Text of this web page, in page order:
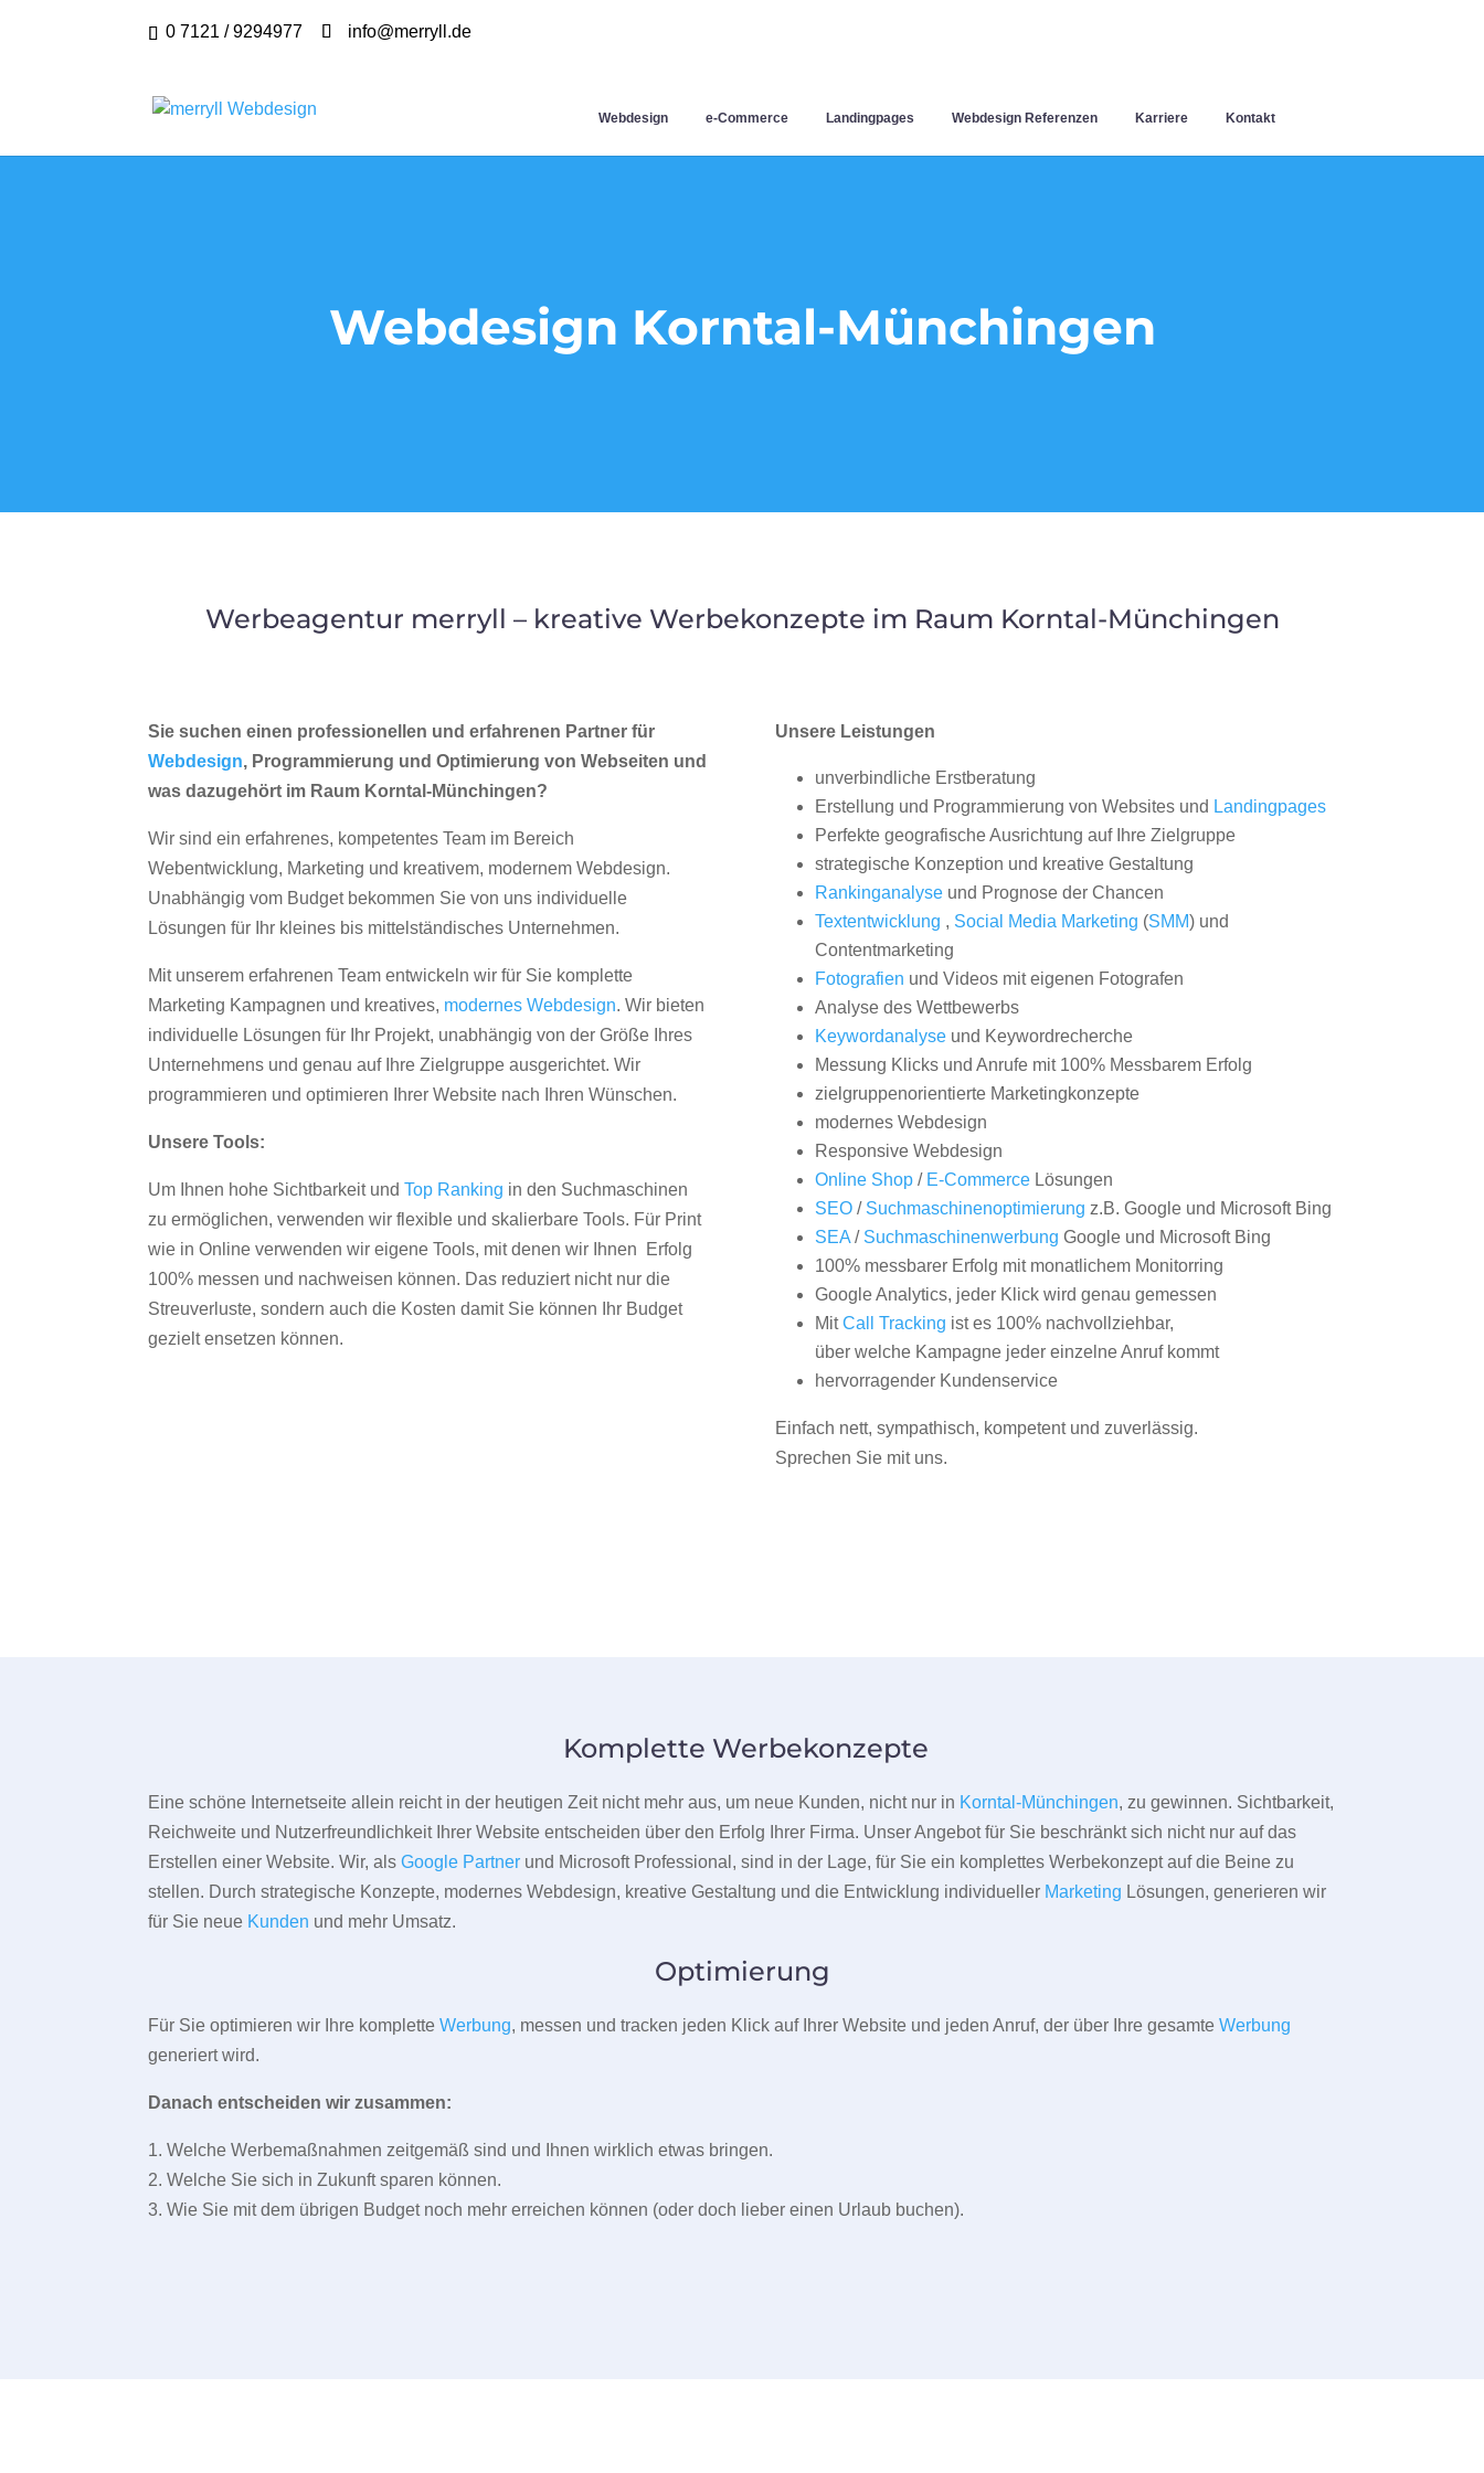
0 7121 / 9294977 info@merryll.de
Webdesign e-Commerce Landingpages Webdesign Referenzen Karriere Kontakt
Webdesign Korntal-Münchingen
Werbeagentur merryll – kreative Werbekonzepte im Raum Korntal-Münchingen
Sie suchen einen professionellen und erfahrenen Partner für
Webdesign, Programmierung und Optimierung von Webseiten und
was dazugehört im Raum Korntal-Münchingen?
Wir sind ein erfahrenes, kompetentes Team im Bereich
Webentwicklung, Marketing und kreativem, modernem Webdesign.
Unabhängig vom Budget bekommen Sie von uns individuelle
Lösungen für Ihr kleines bis mittelständisches Unternehmen.
Mit unserem erfahrenen Team entwickeln wir für Sie komplette
Marketing Kampagnen und kreatives, modernes Webdesign. Wir bieten
individuelle Lösungen für Ihr Projekt, unabhängig von der Größe Ihres
Unternehmens und genau auf Ihre Zielgruppe ausgerichtet. Wir
programmieren und optimieren Ihrer Website nach Ihren Wünschen.
Unsere Tools:
Um Ihnen hohe Sichtbarkeit undTop Ranking in den Suchmaschinen
zu ermöglichen, verwenden wir flexible und skalierbare Tools. Für Print
wie in Online verwenden wir eigene Tools, mit denen wir Ihnen Erfolg
100% messen und nachweisen können. Das reduziert nicht nur die
Streuverluste, sondern auch die Kosten damit Sie können Ihr Budget
gezielt ensetzen können.
Unsere Leistungen
unverbindliche Erstberatung
Erstellung und Programmierung von Websites und Landingpages
Perfekte geografische Ausrichtung auf Ihre Zielgruppe
strategische Konzeption und kreative Gestaltung
Rankinganalyseund Prognose der Chancen
Textentwicklung , Social Media Marketing (SMM) und
Contentmarketing
Fotografien und Videos mit eigenen Fotografen
Analyse des Wettbewerbs
Keywordanalyseund Keywordrecherche
Messung Klicks und Anrufe mit 100% Messbarem Erfolg
zielgruppenorientierte Marketingkonzepte
modernes Webdesign
Responsive Webdesign
Online Shop/ E-CommerceLösungen
SEO/ Suchmaschinenoptimierung z.B. Google und Microsoft Bing
SEA/ Suchmaschinenwerbung Google und Microsoft Bing
100% messbarer Erfolg mit monatlichem Monitorring
Google Analytics, jeder Klick wird genau gemessen
MitCall Tracking ist es 100% nachvollziehbar,
über welche Kampagne jeder einzelne Anruf kommt
hervorragender Kundenservice
Einfach nett, sympathisch, kompetent und zuverlässig.
Sprechen Sie mit uns.
Komplette Werbekonzepte
Eine schöne Internetseite allein reicht in der heutigen Zeit nicht mehr aus, um neue Kunden, nicht nur in Korntal-Münchingen, zu gewinnen. Sichtbarkeit,
Reichweite und Nutzerfreundlichkeit Ihrer Website entscheiden über den Erfolg Ihrer Firma. Unser Angebot für Sie beschränkt sich nicht nur auf das
Erstellen einer Website. Wir, alsGoogle Partner und Microsoft Professional, sind in der Lage, für Sie ein komplettes Werbekonzept auf die Beine zu
stellen. Durch strategische Konzepte, modernes Webdesign, kreative Gestaltung und die Entwicklung individueller Marketing Lösungen, generieren wir
für Sie neue Kunden und mehr Umsatz.
Optimierung
Für Sie optimieren wir Ihre kompletteWerbung, messen und tracken jeden Klick auf Ihrer Website und jeden Anruf, der über Ihre gesamteWerbung
generiert wird.
Danach entscheiden wir zusammen:
1. Welche Werbemaßnahmen zeitgemäß sind und Ihnen wirklich etwas bringen.
2. Welche Sie sich in Zukunft sparen können.
3. Wie Sie mit dem übrigen Budget noch mehr erreichen können (oder doch lieber einen Urlaub buchen).